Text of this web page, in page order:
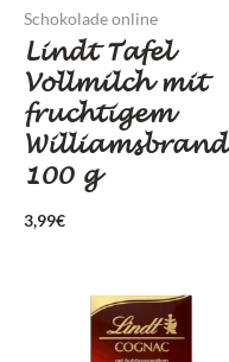
Schokolade online
Lindt Tafel
Vollmilch mit
fruchtigem
Williamsbrand
100 g
3,99€